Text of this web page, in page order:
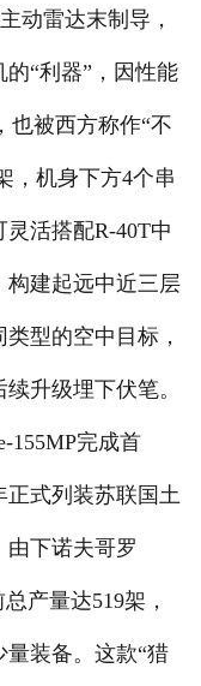
动雷达末制导，
“利器”，因性能
也被西方称作“不
，机身下方4个串
活搭配R-40T中
构建起远中近三层
型的空中目标，
升级埋下伏笔。
完成首
正式列装苏联国土
由下诺夫哥罗
产量达519架，
量装备。这款“猎